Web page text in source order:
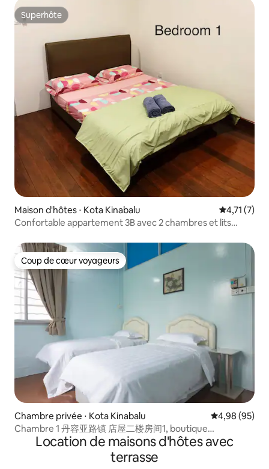
Superhôte
Superhôte
Maison d'hôtes ⋅ Kota Kinabalu Évaluation
4,71 (7)
Confortable appartement 3B avec 2 chambres et lits
Coup de cœur voyageurs
Coup de cœur voyageurs
Chambre privée ⋅ Kota Kinabalu Évaluation
4,98 (95)
Chambre 1 丹容亚路镇 店屋二楼房间1, boutique
confortable de Tanjung aru
Location de maisons d'hôtes avec
terrasse